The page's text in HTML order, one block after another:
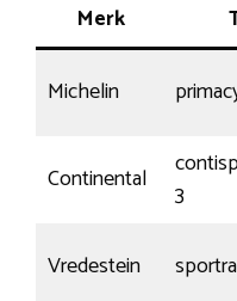
Merk
Michelin
Continental
3
Vredestein